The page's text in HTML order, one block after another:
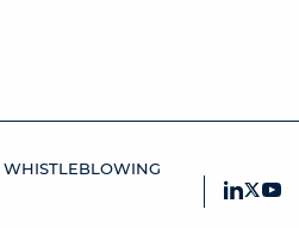
WHISTLEBLOWING